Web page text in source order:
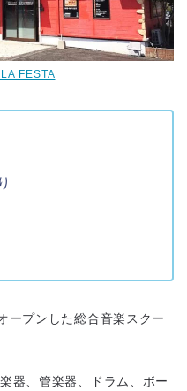
FESTA
ープンした総合音楽スクー
器、管楽器、ドラム、ボー